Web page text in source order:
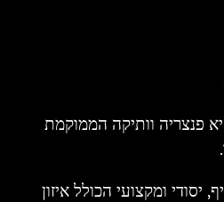
פנצריה וותיקה הממוקמת
ומקצועי הכולל איזון